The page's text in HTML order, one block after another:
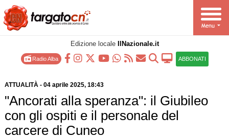
Edizione locale IlNazionale.it
Radio Alba ABBONATI
ATTUALITÀ- 04 aprile 2025, 18:43
"Ancorati alla speranza": il Giubileo
con gli ospiti e il personale del
carcere di Cuneo